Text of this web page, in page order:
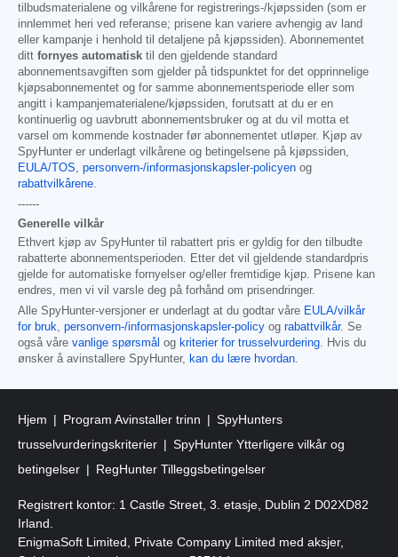
tilbudsmaterialene og vilkårene for registrerings-/kjøpssiden (som er
innlemmet heri ved referanse; prisene kan variere avhengig av land
eller kampanje i henhold til detaljene på kjøpssiden). Abonnementet
ditt fornyes automatisk til den gjeldende standard
abonnementsavgiften som gjelder på tidspunktet for det opprinnelige
kjøpsabonnementet og for samme abonnementsperiode eller som
angitt i kampanjematerialene/kjøpssiden, forutsatt at du er en
kontinuerlig og uavbrutt abonnementsbruker og at du vil motta et
varsel om kommende kostnader før abonnementet utløper. Kjøp av
SpyHunter er underlagt vilkårene og betingelsene på kjøpssiden,
EULA/TOS
personvern-/informasjonskapsler-policyen og
rabattvilkårene
------
Generelle vilkår
Ethvert kjøp av SpyHunter til rabattert pris er gyldig for den tilbudte
rabatterte abonnementsperioden. Etter det vil gjeldende standardpris
gjelde for automatiske fornyelser og/eller fremtidige kjøp. Prisene kan
endres, men vi vil varsle deg på forhånd om prisendringer.
Alle SpyHunter-versjoner er underlagt at du godtar våre EULA/vilkår
for bruk
personvern-/informasjonskapsler-policy og rabattvilkår. Se
også våre vanlige spørsmål og kriterier for trusselvurdering . Hvis du
ønsker å avinstallere SpyHunter,
kan du lære hvordan
Hjem Program Avinstaller trinn
SpyHunters
trusselvurderingskriterier
SpyHunter Ytterligere vilkår og
betingelser
RegHunter Tilleggsbetingelser
Registrert kontor: 1 Castle Street, 3. etasje, Dublin 2 D02XD82
Irland.
EnigmaSoft Limited, Private Company Limited med aksjer,